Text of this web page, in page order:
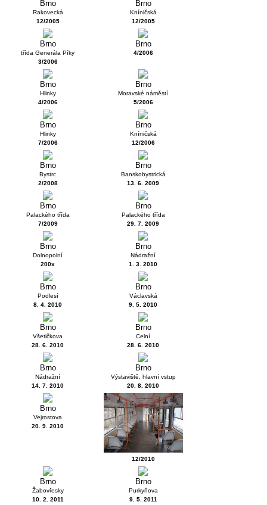
Brno
Rakovecká
12/2005
Brno
Kníničská
12/2005
Brno
třída Generála Píky
3/2006
Brno
4/2006
Brno
Hlinky
4/2006
Brno
Moravské náměstí
5/2006
Brno
Hlinky
7/2006
Brno
Kníničská
12/2006
Brno
Bystrc
2/2008
Brno
Banskobystrická
13. 6. 2009
Brno
Palackého třída
7/2009
Brno
Palackého třída
29. 7. 2009
Brno
Dolnopolní
200x
Brno
Nádražní
1. 3. 2010
Brno
Podlesí
8. 4. 2010
Brno
Václavská
9. 5. 2010
Brno
Všetičkova
28. 6. 2010
Brno
Celní
28. 6. 2010
Brno
Nádražní
14. 7. 2010
Brno
Výstaviště, hlavní vstup
20. 8. 2010
Brno
Vejrostova
20. 9. 2010
12/2010
Brno
Žabovřesky
10. 2. 2011
Brno
Purkyňova
9. 5. 2011